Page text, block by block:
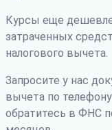
Курсы еще
затраченных
налогового вычета.
Запросите у нас
вычета по
обратитесь в ФНС